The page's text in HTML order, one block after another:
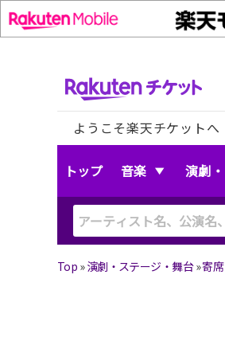
ようこそ楽天チケットへ
トップ 音楽 演劇
Top »演劇・ステージ・舞台»寄